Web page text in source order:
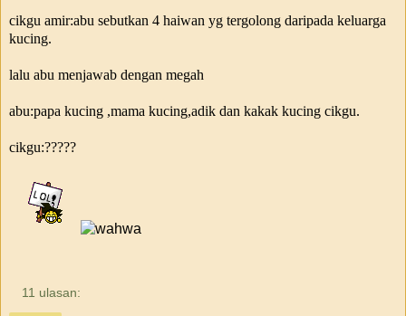
cikgu amir:abu sebutkan 4 haiwan yg tergolong daripada keluarga
kucing.
lalu abu menjawab dengan megah
abu:papa kucing ,mama kucing,adik dan kakak kucing cikgu.
cikgu:?????
11 ulasan: